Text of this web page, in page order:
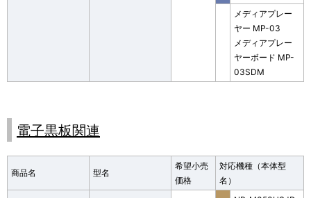
メディアプレー
ヤー MP-03
メディアプレー
ヤーボード MP-
03SDM
電子黒板関連
商品名 型名
希望小売
価格
対応機種（本体型
名）